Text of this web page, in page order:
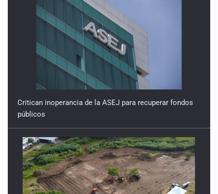
Critican inoperancia de la ASEJ para recuperar fondos
públicos